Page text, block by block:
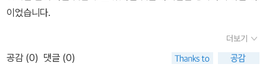
없이는 성립할 수 없는 고간인 것이다. '보여진다'는 의식은 늘 허구를
한다. 그러므로 허구는 내부 정원 밖으로 펼쳐진다. <p.390>즐겁게
보셨습니까?당신은 우리 연극의 관객이었습니다.아니오. 당신은 언
를 극대화시킨다. 기존의 소설들과는 느낌이 달랐지만 간만에 흥미진
이었습니다.
더보기
공감 (0) 댓글 (0)